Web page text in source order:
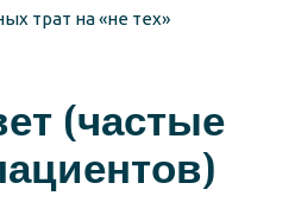
трат на «не тех»
(частые